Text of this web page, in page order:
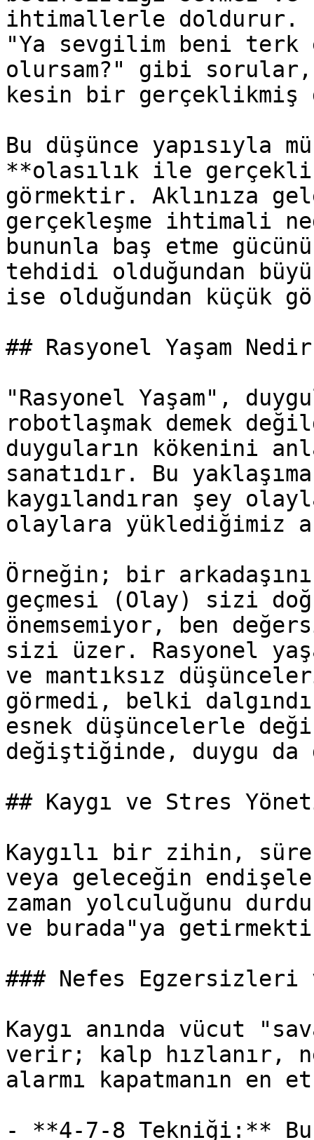
ihtimallerle doldurur.
"Ya sevgilim beni terk
olursam?" gibi
kesin bir gerçeklikmiş
Bu düşünce yapısıyla
**olasılık ile
görmektir. Aklınıza
gerçekleşme ihtimali
bununla baş etme
tehdidi olduğundan
ise olduğundan küçük
## Rasyonel Yaşam
"Rasyonel Yaşam",
robotlaşmak demek
duyguların kökenini
sanatıdır. Bu
kaygılandıran şey
olaylara yüklediğimiz
Örneğin; bir
geçmesi (Olay) sizi
önemsemiyor, ben
sizi üzer. Rasyonel
ve mantıksız
görmedi, belki
esnek düşüncelerle
değiştiğinde, duygu
## Kaygı ve Stres
Kaygılı bir zihin,
veya geleceğin
zaman yolculuğunu
ve burada"ya
### Nefes Egzersizleri
Kaygı anında vücut
verir; kalp hızlanır,
alarmı kapatmanın
- **4-7-8 Tekniği:**